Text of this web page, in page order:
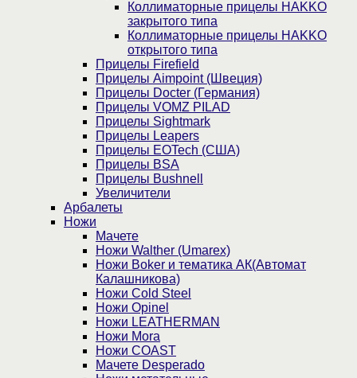
Коллиматорные прицелы HAKKO
закрытого типа
Коллиматорные прицелы HAKKO
открытого типа
Прицелы Firefield
Прицелы Aimpoint (Швеция)
Прицелы Docter (Германия)
Прицелы VOMZ PILAD
Прицелы Sightmark
Прицелы Leapers
Прицелы EOTech (США)
Прицелы BSA
Прицелы Bushnell
Увеличители
Арбалеты
Ножи
Мачете
Ножи Walther (Umarex)
Ножи Boker и тематика АК(Автомат
Калашникова)
Ножи Cold Steel
Ножи Opinel
Ножи LEATHERMAN
Ножи Mora
Ножи COAST
Мачете Desperado